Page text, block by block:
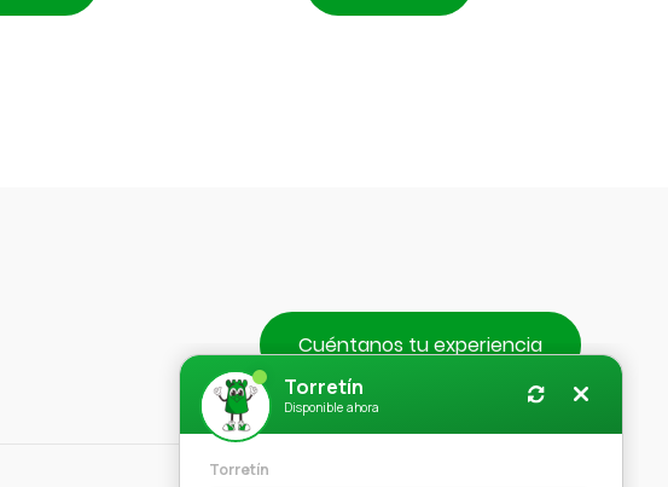
Cuéntanos tu experiencia